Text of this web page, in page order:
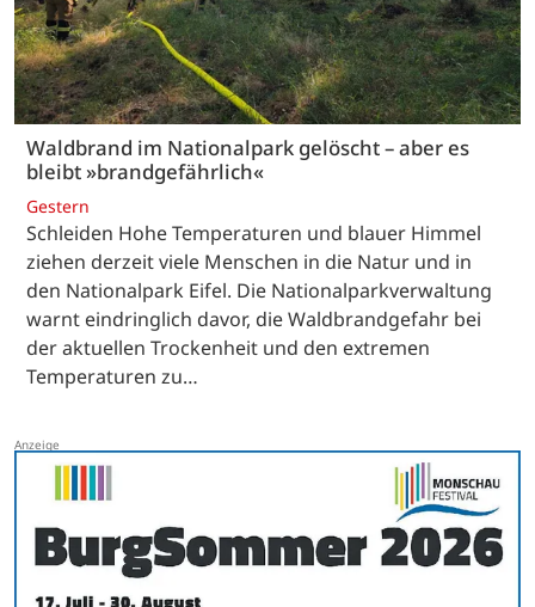
Waldbrand im Nationalpark gelöscht – aber es
bleibt »brandgefährlich«
Gestern
Schleiden Hohe Temperaturen und blauer Himmel
ziehen derzeit viele Menschen in die Natur und in
den Nationalpark Eifel. Die Nationalparkverwaltung
warnt eindringlich davor, die Waldbrandgefahr bei
der aktuellen Trockenheit und den extremen
Temperaturen zu…